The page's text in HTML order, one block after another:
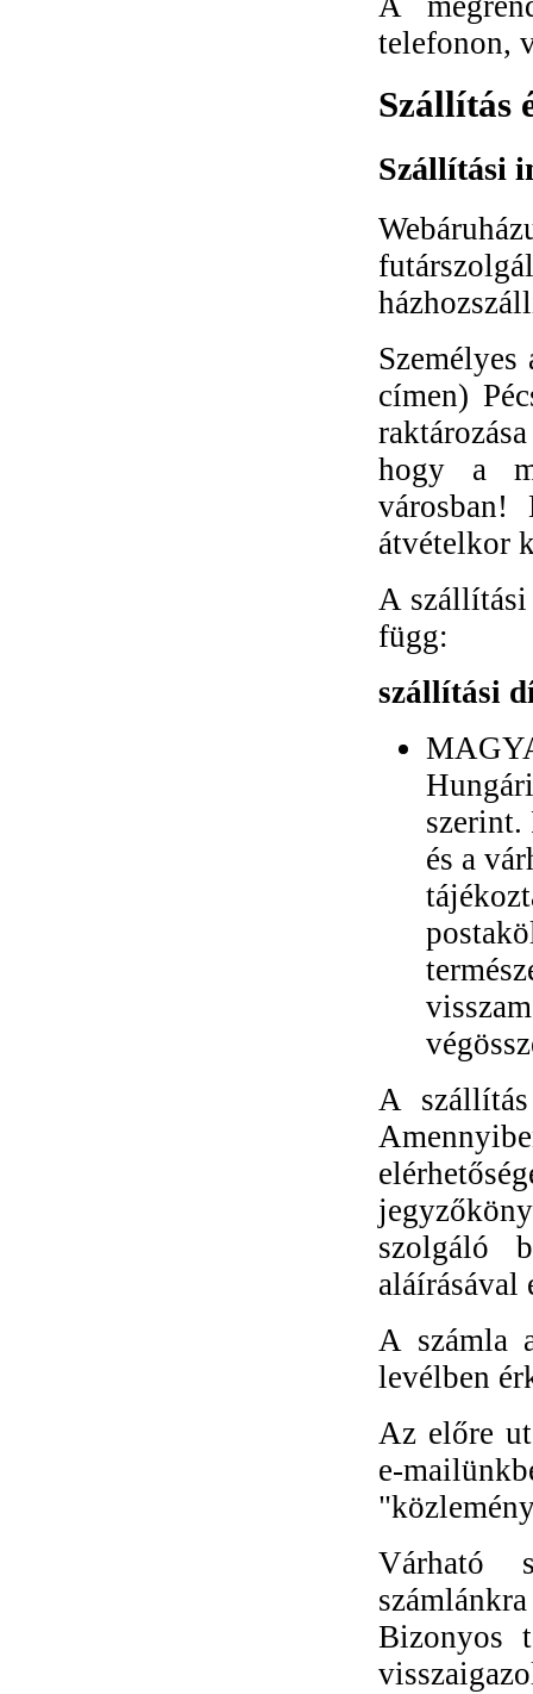
telefonon,
Szállítás
Szállítási
címen)
hogy a
városban!
átvételkor
A szállítási
függ:
szállítási
szerint.
és a
A
szolgáló
aláírásával
A számla
levélben
Az előre
e-
Várható
Bizonyos